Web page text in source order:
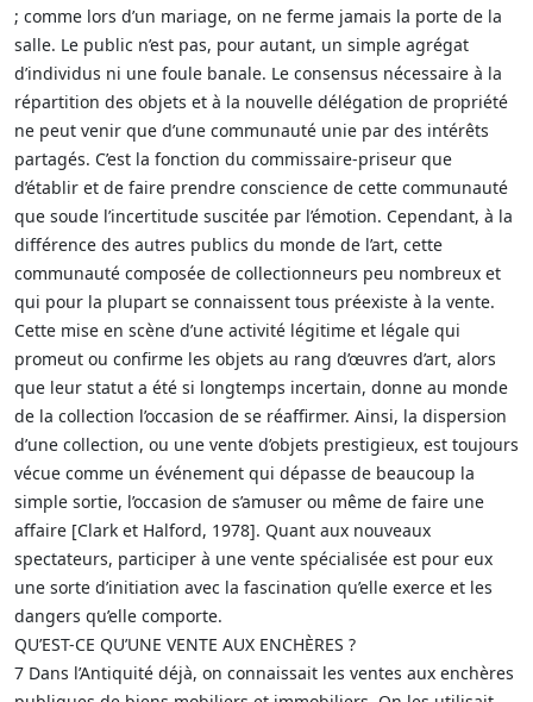
; comme lors d’un mariage, on ne ferme jamais la porte de la
salle. Le public n’est pas, pour autant, un simple agrégat
d’individus ni une foule banale. Le consensus nécessaire à la
répartition des objets et à la nouvelle délégation de propriété
ne peut venir que d’une communauté unie par des intérêts
partagés. C’est la fonction du commissaire-priseur que
d’établir et de faire prendre conscience de cette communauté
que soude l’incertitude suscitée par l’émotion. Cependant, à la
différence des autres publics du monde de l’art, cette
communauté composée de collectionneurs peu nombreux et
qui pour la plupart se connaissent tous préexiste à la vente.
Cette mise en scène d’une activité légitime et légale qui
promeut ou confirme les objets au rang d’œuvres d’art, alors
que leur statut a été si longtemps incertain, donne au monde
de la collection l’occasion de se réaffirmer. Ainsi, la dispersion
d’une collection, ou une vente d’objets prestigieux, est toujours
vécue comme un événement qui dépasse de beaucoup la
simple sortie, l’occasion de s’amuser ou même de faire une
affaire [Clark et Halford, 1978]. Quant aux nouveaux
spectateurs, participer à une vente spécialisée est pour eux
une sorte d’initiation avec la fascination qu’elle exerce et les
dangers qu’elle comporte.
QU’EST-CE QU’UNE VENTE AUX ENCHÈRES ?
7 Dans l’Antiquité déjà, on connaissait les ventes aux enchères